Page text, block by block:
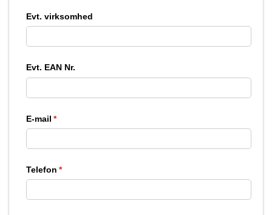
Evt. virksomhed
Evt. EAN Nr.
E-mail *
(påkrævet)
Telefon *
(påkrævet)